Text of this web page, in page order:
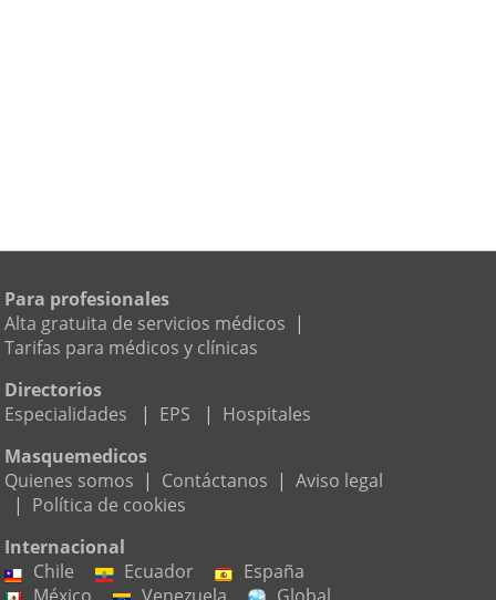
Para profesionales
Alta gratuita de servicios médicos |
Tarifas para médicos y clínicas
Directorios
Especialidades
| EPS | Hospitales
Masquemedicos
Quienes somos | Contáctanos | Aviso legal
| Política de cookies
Internacional
Chile
Ecuador
España